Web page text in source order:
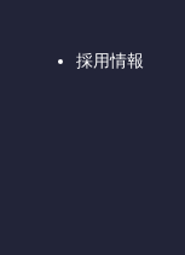
採用情報